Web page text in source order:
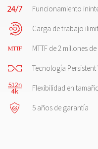
Funcionamiento
Carga de trabajo
MTTF de 2 millones
Tecnología
Flexibilidad en
5 años de garantía